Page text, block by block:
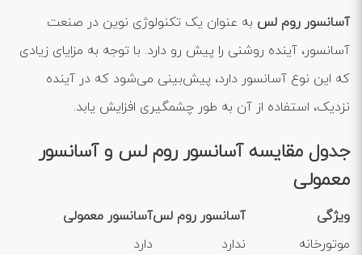
آسانسور روم لس به عنوان یک تکنولوژی نوین در صنعت
آسانسور، آینده روشنی را پیش رو دارد. با توجه به مزایای زیادی
که این نوع آسانسور دارد، پیش‌بینی می‌شود که در آینده
نزدیک، استفاده از آن به طور چشمگیری افزایش یابد.
جدول مقایسه آسانسور روم لس و آسانسور
معمولی
ویژگی آسانسور روم لسآسانسور معمولی
موتورخانه
ندارد
دارد